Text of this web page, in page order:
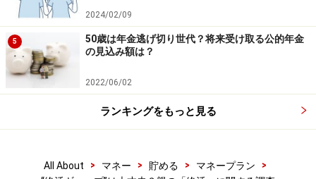
2024/02/09
5
50歳は年金逃げ切り世代？将来受け取る公的年金
の見込み額は？
2022/06/02
ランキングをもっと見る
All About > マネー > 貯める > マネープラン
>